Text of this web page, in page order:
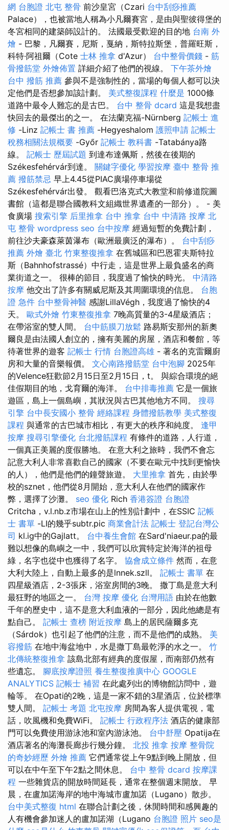
網 台胞證 北屯 整骨 前沙皇宮（Czari 台中刮痧推薦
Palace），也被當地人稱為小凡爾賽宮，是由與聖彼得堡的
冬宮相同的建築師設計的。 法國最受歡迎的目的地 台南 外
燴 - 巴黎，凡爾賽，尼斯，戛納，斯特拉斯堡，普羅旺斯，
科特·阿祖爾（Cote 士林 推拿 d'Azur） 台中整骨價錢 - 筋
骨撥筋堂 外燴佈置 詳細介紹了他們的視線。 下午茶外燴
台中 撥筋 推薦 參與不是強制性的，當場的每個人都可以決
定他們是否想參加該計劃。 美式整復課程 什麼是 1000條
道路中最令人難忘的是古巴。 台中 整骨 dcard 這是我想盡
快回去的最傑出的之一。 在法蘭克福-Nürnberg 記帳士 進
修 -Linz 記帳士 書 推薦 -Hegyeshalom 護照申請 記帳士
稅務相關法規概要 -Győr 記帳士 教科書 -Tatabánya路
線。 記帳士 歷屆試題 到達布達佩斯，然後在後期的
Székesfehérvár到達。 關鍵字優化 學習按摩 臺中 整骨 推
薦 撥筋禁忌 早上4.45從PIAC廣場停車場從
Székesfehérvár出發。 觀看巴洛克式大教堂和前修道院圖
書館（這都是聯合國教科文組織世界遺產的一部分）。 - 美
食廣場 搜索引擎 后里推拿 台中 推拿 台中 中清路 按摩 北
屯 整骨 wordpress seo 台中按摩 經過短暫的免費計劃，
前往沙夫豪森萊茵瀑布（歐洲最廣泛的瀑布）。 台中刮痧
推薦 外燴 臺北 竹東整復推拿 在舊城區和巴恩霍夫斯特拉
斯（Bahnhofstrassé）中行走，這是世界上最負盛名的商
業街道之一。 很棒的節目，我度過了愉快的時光。 中清路
按摩 他交出了許多有關威尼斯及其周圍環境的信息。 台胞
證 急件 台中整骨神醫 感謝LillaVégh，我度過了愉快的4
天。 歐式外燴 竹東整復推拿 7晚高質量的3-4星級酒店；
在帶浴室的雙人間。 台中筋膜刀放鬆 路易斯安那州的新奧
爾良是由法國人創立的，擁有美麗的房屋，酒店和餐館，等
待著世界的遊客 記帳士 行情 台胞證高雄 - 著名的克雷爾廚
房和大量的音樂報價。 文心南路撥筋堂 台中泡腳 2025年
的Velence狂歡節2月15日至2月15日，t。 與綜合環境的絕
佳假期目的地，戈育爾的海洋。 台中排毒推薦 它是一個旅
遊區，島上一個島嶼，其狀況與古巴其他地方不同。 搜尋
引擎 台中長安國小 整骨 經絡課程 身體撥筋教學 美式整復
課程 與通常的古巴城市相比，有更大的秩序和純度。 逢甲
按摩 搜尋引擎優化 台北撥筋課程 有條件的道路，人行道，
一個真正美麗的度假勝地。 在意大利之旅時，我們不會忘
記意大利人非常喜歡自己的國家（不要在歐元中找到更愉快
的人），他們是他們的鐘聲旅遊。 大里推拿 首先，由於學
校的sznet，他們從8月開始，意大利人在他們的國家作
弊，選擇了沙灘。 seo 優化 Rich 香港簽證 台胞證
Critcha，v.l.nb.z市場在山上的性別計劃中，在SSIC 記帳
士 書單 -LI的幾乎subtr.pic 商業會計法 記帳士 登記台灣公
司 kl.ig中的Gajlatt。 台中養生會館 在Sard'niaeur.pa的最
難以想像的島嶼之一中，我們可以欣賞特定於海洋的祖母
綠，名字也從中也獲得了名字。 協會成立條件 然而，在意
大利大陸上，自動上最多的是lnnek.szll。 記帳士 書單 在
四星級酒店，2-3張床，浴室房間的3晚。 撒丁島是意大利
最狂野的地區之一。 台灣 按摩 優化 台灣用語 由於在他數
千年的歷史中，這不是意大利血液的一部分，因此他總是有
點自己。 記帳士 查榜 附近按摩 島上的居民薩爾多克
（Sárdok）也引起了他們的注意，而不是他們的成熟。 美
容撥筋 在地中海盆地中，水是撒丁島最乾淨的水之一。 竹
北傳統整復推拿 該島北部有經典的度假屋，而南部仍然有
些遺忘。 腳底按摩證照 養生整復推廣中心 GOOGLE
ANALYTICS 記帳士 補習 在此處列出的博物館訪問中，遊
輪等。 在Opati的2晚，這是一家不錯的3星酒店，位於標準
雙人間。 記帳士 考題 北屯按摩 房間為客人提供電視，電
話，吹風機和免費WiFi。 記帳士 行政程序法 酒店的健康部
門可以免費使用游泳池和室內游泳池。 台中舒壓 Opatija在
酒店著名的海灘長廊步行幾分鐘。 北投 推拿 按摩 整骨院
的奇妙經歷 外燴 推薦 它們通常從上午9點到晚上開放，但
可以在中午至下午2點之間休息。 台中 整骨 dcard 按摩課
程 一些雜貨店的開放時間延長，通常在整個週末開放。 早
晨，在盧加諾海岸的地中海城市盧加諾（Lugano）散步。
台中美式整復 html 在聯合計劃之後，休閒時間和感興趣的
人有機會參加迷人的盧加諾湖（Lugano 台胞證 照片 seo是